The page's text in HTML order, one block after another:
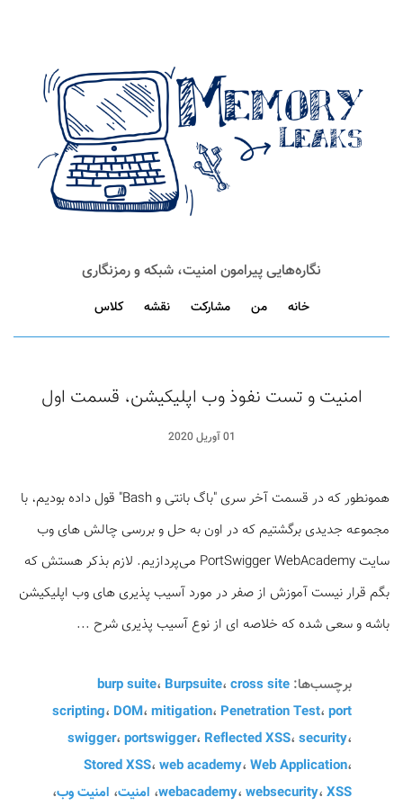
نگاره‌هایی پیرامون امنیت، شبکه و رمزنگاری
خانه من مشارکت نقشه کلاس
امنیت و تست نفوذ وب اپلیکیشن، قسمت اول
01 آوریل 2020
همونطور که در قسمت آخر سری "باگ بانتی و Bash" قول داده بودیم، با
مجموعه جدیدی برگشتیم که در اون به حل و بررسی چالش های وب
سایت PortSwigger WebAcademy می‌پردازیم. لازم بذکر هستش که
بگم قرار نیست آموزش از صفر در مورد آسیب پذیری های وب اپلیکیشن
باشه و سعی شده که خلاصه ای از نوع آسیب پذیری شرح ...
برچسب‌ها: burp suite، Burpsuite،cross site
scripting، DOM،mitigation، Penetration Test،port
swigger،portswigger، Reflected XSS،security،
Stored XSS،web academy،Web Application،
webacademy،websecurity،XSS ، امنیت، امنیت وب،